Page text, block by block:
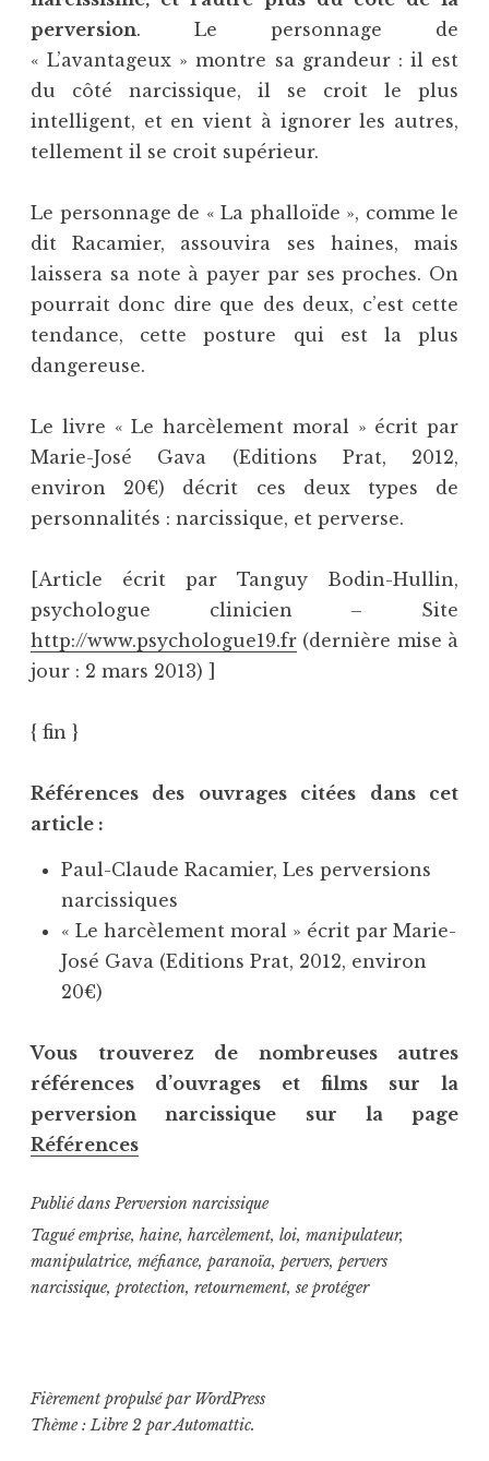
perversion. Le personnage de
« L’avantageux » montre sa grandeur : il est
du côté narcissique, il se croit le plus
intelligent, et en vient à ignorer les autres,
tellement il se croit supérieur.
Le personnage de « La phalloïde », comme le
dit Racamier, assouvira ses haines, mais
laissera sa note à payer par ses proches. On
pourrait donc dire que des deux, c’est cette
tendance, cette posture qui est la plus
dangereuse.
Le livre « Le harcèlement moral » écrit par
Marie-José Gava (Editions Prat, 2012,
environ 20€) décrit ces deux types de
personnalités : narcissique, et perverse.
[Article écrit par Tanguy Bodin-Hullin,
psychologue clinicien – Site
http://www.psychologue19.fr (dernière mise à
jour : 2 mars 2013) ]
{ fin }
Références des ouvrages citées dans cet
article :
Paul-Claude Racamier, Les perversions
narcissiques
« Le harcèlement moral » écrit par Marie-
José Gava (Editions Prat, 2012, environ
20€)
Vous trouverez de nombreuses autres
références d’ouvrages et films sur la
perversion narcissique sur la page
Références
Publié dans Perversion narcissique
Taguéemprise, haine, harcèlement, loi, manipulateur,
manipulatrice, méfiance, paranoïa, pervers, pervers
narcissique, protection, retournement, se protéger
Fièrement propulsé par WordPress
Thème : Libre 2 parAutomattic.